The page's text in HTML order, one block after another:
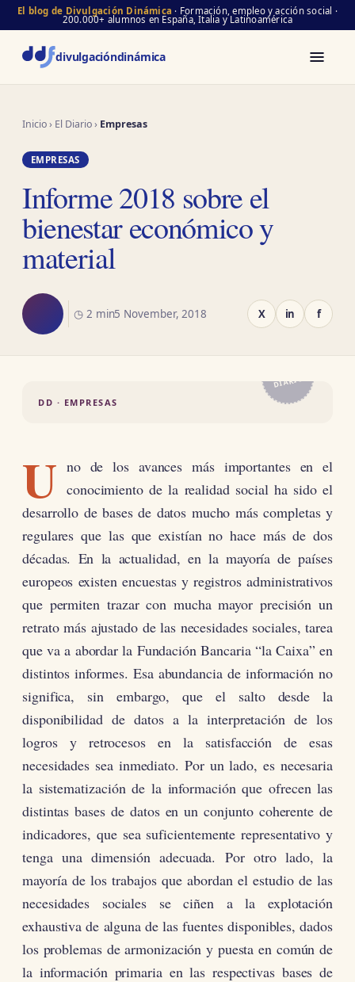
El blog de Divulgación Dinámica · Formación, empleo y acción social ·
200.000+ alumnos en España, Italia y Latinoamérica
divulgacióndinámica
Inicio› El Diario› Empresas
EMPRESAS
Informe 2018 sobre el
bienestar económico y
material
◷ 2 min5 November, 2018 X in f
DD · EMPRESAS
DIARIO
U no de los avances más importantes en el
conocimiento de la realidad social ha sido el
desarrollo de bases de datos mucho más completas y
regulares que las que existían no hace más de dos
décadas. En la actualidad, en la mayoría de países
europeos existen encuestas y registros administrativos
que permiten trazar con mucha mayor precisión un
retrato más ajustado de las necesidades sociales, tarea
que va a abordar la Fundación Bancaria “la Caixa” en
distintos informes. Esa abundancia de información no
significa, sin embargo, que el salto desde la
disponibilidad de datos a la interpretación de los
logros y retrocesos en la satisfacción de esas
necesidades sea inmediato. Por un lado, es necesaria
la sistematización de la información que ofrecen las
distintas bases de datos en un conjunto coherente de
indicadores, que sea suficientemente representativo y
tenga una dimensión adecuada. Por otro lado, la
mayoría de los trabajos que abordan el estudio de las
necesidades sociales se ciñen a la explotación
exhaustiva de alguna de las fuentes disponibles, dados
los problemas de armonización y puesta en común de
la información primaria en las respectivas bases de